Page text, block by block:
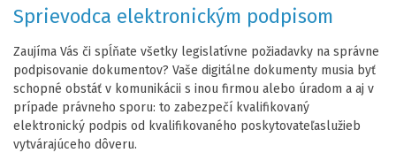
Sprievodca elektronickým podpisom
Zaujíma Vás či spĺňate všetky legislatívne požiadavky na správne
podpisovanie dokumentov? Vaše digitálne dokumenty musia byť
schopné obstáť v komunikácii s inou firmou alebo úradom a aj v
prípade právneho sporu: to zabezpečí kvalifikovaný
elektronický podpis od kvalifikovaného poskytovateľaslužieb
vytvárajúceho dôveru.